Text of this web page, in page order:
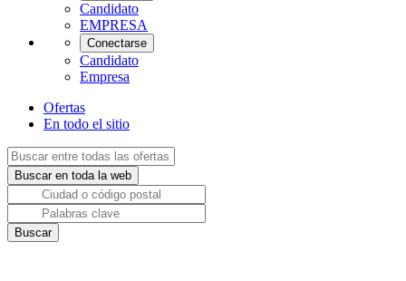
Candidato
EMPRESA
Conectarse
Candidato
Empresa
Ofertas
En todo el sitio